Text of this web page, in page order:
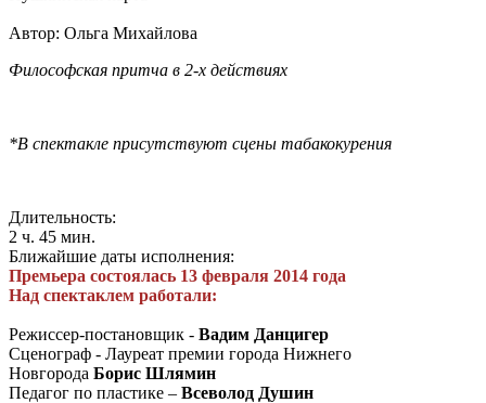
Автор: Ольга Михайлова
Философская притча в 2-х действиях
*В спектакле присутствуют сцены табакокурения
Длительность:
2 ч. 45 мин.
Ближайшие даты исполнения:
Премьера состоялась 13 февраля 2014 года
Над спектаклем работали:
Режиссер-постановщик - Вадим Данцигер
Сценограф - Лауреат премии города Нижнего
Новгорода Борис Шлямин
Педагог по пластике – Всеволод Душин